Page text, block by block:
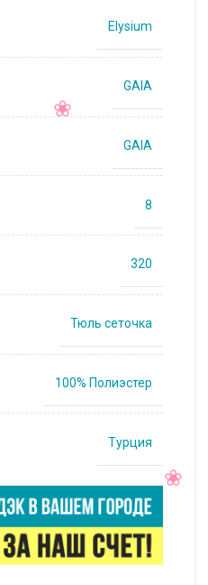
Elysium
GAIA
GAIA
8
320
Тюль сеточка
100% Полиэстер
Турция